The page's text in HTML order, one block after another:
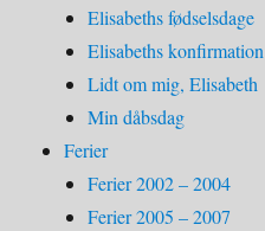
Elisabeths fødselsdage
Elisabeths konfirmation
Lidt om mig, Elisabeth
Min dåbsdag
Ferier
Ferier 2002 – 2004
Ferier 2005 – 2007